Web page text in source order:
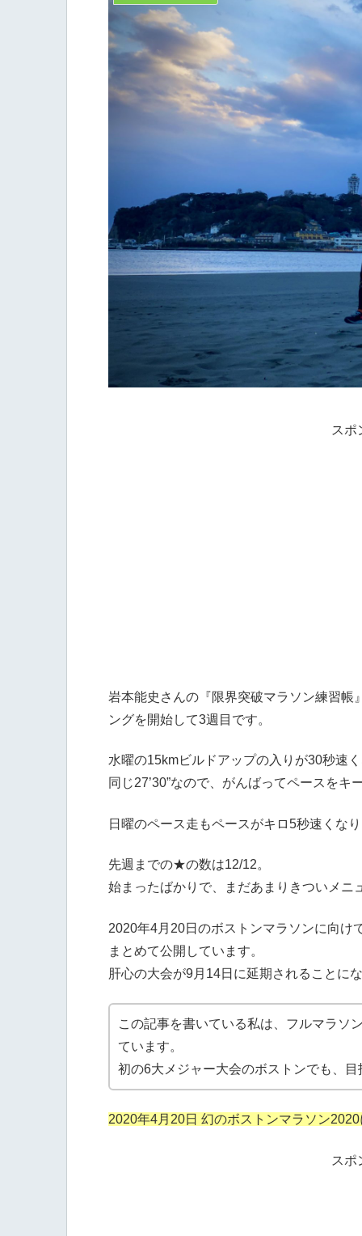
スポ
岩本能史さんの『限界突破マラソン練習
ングを開始して3週目です。
水曜の15kmビルドアップの入りが30秒速
同じ27’30”なので、がんばってペースをキ
日曜のペース走もペースがキロ5秒速くな
先週までの★の数は12/12。
始まったばかりで、まだあまりきついメニ
2020年4月20日のボストンマラソンに向け
まとめて公開しています。
肝心の大会が9月14日に延期されることに
この記事を書いている私は、フルマラソ
ています。
初の6大メジャー大会のボストンでも、
2020年4月20日 幻のボストンマラソン
スポ